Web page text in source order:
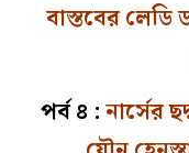
বাস্তবের লেডি
পর্ব ৪ :নার্সের